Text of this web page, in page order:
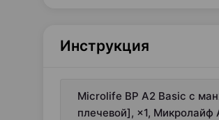
Инструкция
Microlife BP A2 Basic с
плечевой], ×1, Микролайф